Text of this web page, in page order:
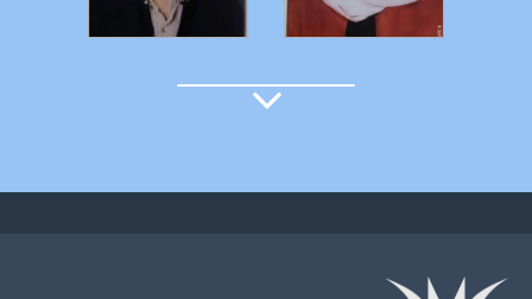
التفاصيل التفاصيل